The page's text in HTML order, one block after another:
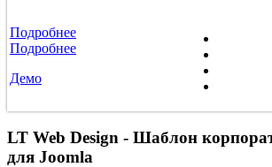
Подробнее
Подробнее
Демо
LT Web Design - Шаблон
для Joomla